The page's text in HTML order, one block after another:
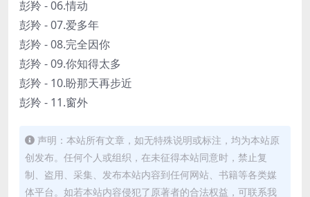
彭羚 - 06.情动
彭羚 - 07.爱多年
彭羚 - 08.完全因你
彭羚 - 09.你知得太多
彭羚 - 10.盼那天再步近
彭羚 - 11.窗外
声明：本站所有文章，如无特殊说明或标注，均为本站原
创发布。任何个人或组织，在未征得本站同意时，禁止复
制、盗用、采集、发布本站内容到任何网站、书籍等各类媒
体平台。如若本站内容侵犯了原著者的合法权益，可联系我